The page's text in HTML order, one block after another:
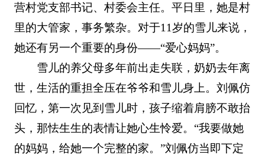
营村党支部书记、村委会主任。平日里，她是村
里的大管家，事务繁杂。对于11岁的雪儿来说，
她还有另一个重要的身份——“爱心妈妈”。
雪儿的养父母多年前出走失联，奶奶去年离
世，生活的重担全压在爷爷和雪儿身上。刘佩仿
回忆，第一次见到雪儿时，孩子缩着肩膀不敢抬
头，那怯生生的表情让她心生怜爱。“我要做她
的妈妈，给她一个完整的家。”刘佩仿当即下定